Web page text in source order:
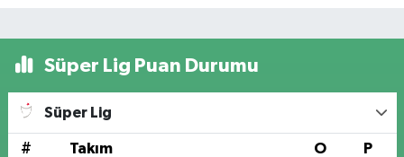
Süper Lig Puan Durumu
Süper Lig
# Takım O P